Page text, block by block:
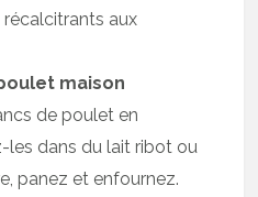
aux
maison
de poulet en
les dans du lait ribot ou
panez et enfournez.